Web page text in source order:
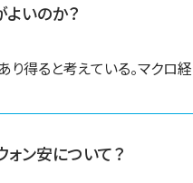
いのか？
得ると考えている。マクロ
ン安について？